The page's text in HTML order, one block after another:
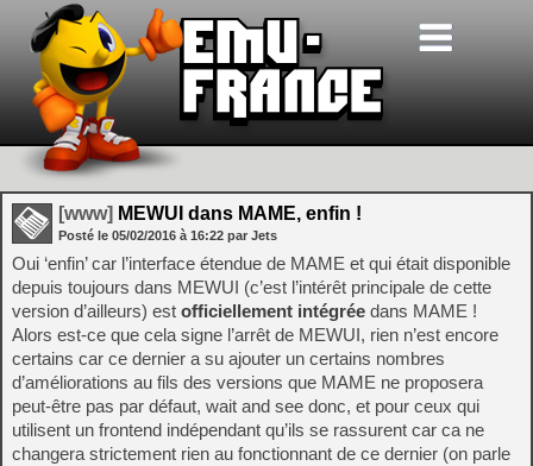
[www] MEWUI dans MAME, enfin !
Posté le 05/02/2016 à 16:22 par Jets
Oui ‘enfin’ car l’interface étendue de MAME et qui était disponible
depuis toujours dans MEWUI (c’est l’intérêt principale de cette
version d’ailleurs) est officiellement intégrée dans MAME !
Alors est-ce que cela signe l’arrêt de MEWUI, rien n’est encore
certains car ce dernier a su ajouter un certains nombres
d’améliorations au fils des versions que MAME ne proposera
peut-être pas par défaut, wait and see donc, et pour ceux qui
utilisent un frontend indépendant qu’ils se rassurent car ca ne
changera strictement rien au fonctionnant de ce dernier (on parle